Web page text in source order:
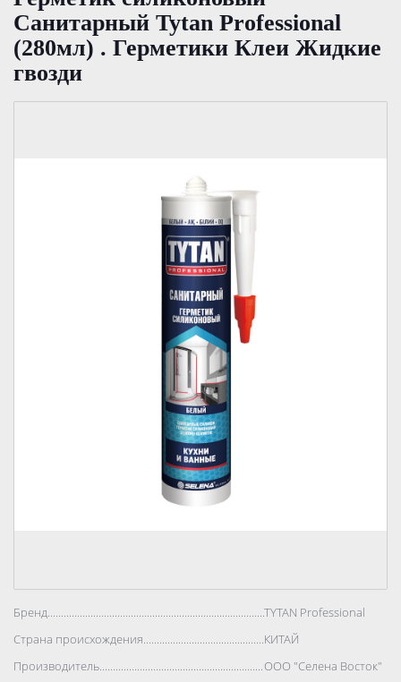
Санитарный Tytan Professional
(280мл) . Герметики Клеи Жидкие
гвозди
Бренд..................................................................................TYTAN Professional
Страна происхождения..................................................................................
КИТАЙ
Производитель..................................................................................ООО "Селена Восток"